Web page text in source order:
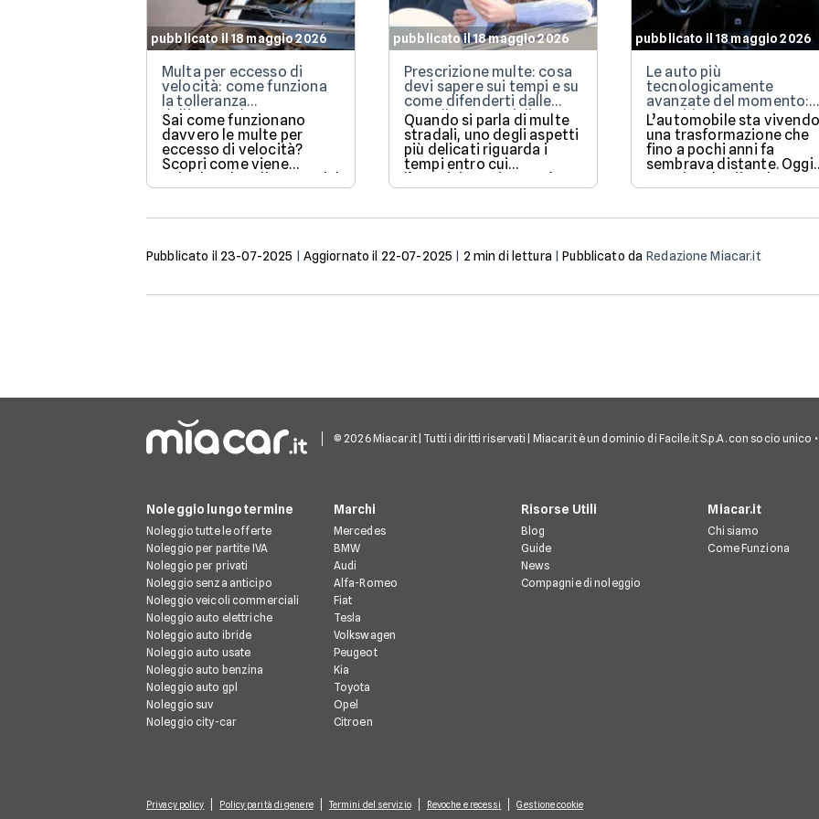
pubblicato il 18 maggio 2026
Multa per eccesso di
velocità: come funziona
la tolleranza
dell'autovelox
Sai come funzionano
davvero le multe per
eccesso di velocità?
Scopri come viene
calcolata la tolleranza del
5% prevista dalla legge e
aggiornate per il 2026 per
alla guida.
pubblicato il 18 maggio 2026
Prescrizione multe: cosa
devi sapere sui tempi e su
come difenderti dalle
cartelle esattoriali
Quando si parla di multe
stradali, uno degli aspetti
più delicati riguarda i
tempi entro cui
l’amministrazione può
notificare o riscuotere un
pubblicato il 18 maggio 2026
Le auto più
tecnologicamente
avanzate del momento:
AI, guida autonoma e
software al centro
dell’esperienza
L’automobile sta vivendo
una trasformazione che
fino a pochi anni fa
sembrava distante. Oggi
non si parla più soltanto
di motori, cavalli o
ma di sistemi digitali,
intelligenza artificiale
integrata.
Pubblicato il 23-07-2025 Aggiornato il 22-07-2025 2 min di lettura |Pubblicato da Redazione Miacar.it
© 2026 Miacar.it | Tutti i diritti riservati | Miacar.it è un dominio di Facile.it S.p.A. con socio unico •
Noleggio lungo termine
Noleggio tutte le offerte
Noleggio per partite IVA
Noleggio per privati
Noleggio senza anticipo
Noleggio veicoli commerciali
Noleggio auto elettriche
Noleggio auto ibride
Noleggio auto usate
Noleggio auto benzina
Noleggio auto gpl
Noleggio suv
Noleggio city-car
Marchi
Mercedes
BMW
Audi
Alfa-Romeo
Fiat
Tesla
Volkswagen
Peugeot
Kia
Toyota
Opel
Citroen
Risorse Utili
Blog
Guide
News
Compagnie di noleggio
Miacar.it
Chi siamo
Come Funziona
Privacy policy Policy parità di genere Termini del servizio Revoche e recessi Gestione cookie